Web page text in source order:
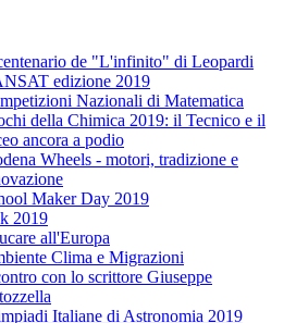
de "L'infinito" di Leopardi
edizione 2019
Nazionali di Matematica
della Chimica 2019: il Tecnico e il
ancora a podio
Wheels - motori, tradizione e
Maker Day 2019
2019
all'Europa
Clima e Migrazioni
con lo scrittore Giuseppe
Italiane di Astronomia 2019